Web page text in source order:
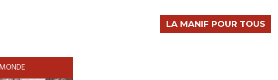
LA MANIF POUR TOUS
MONDE